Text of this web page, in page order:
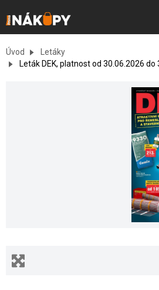
Úvod
Letáky
Leták DEK, platnost od 30.06.2026 do